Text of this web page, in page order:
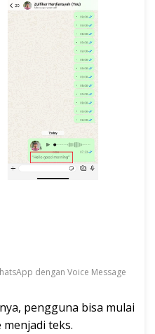
dengan Voice Message
pengguna bisa mulai
teks.